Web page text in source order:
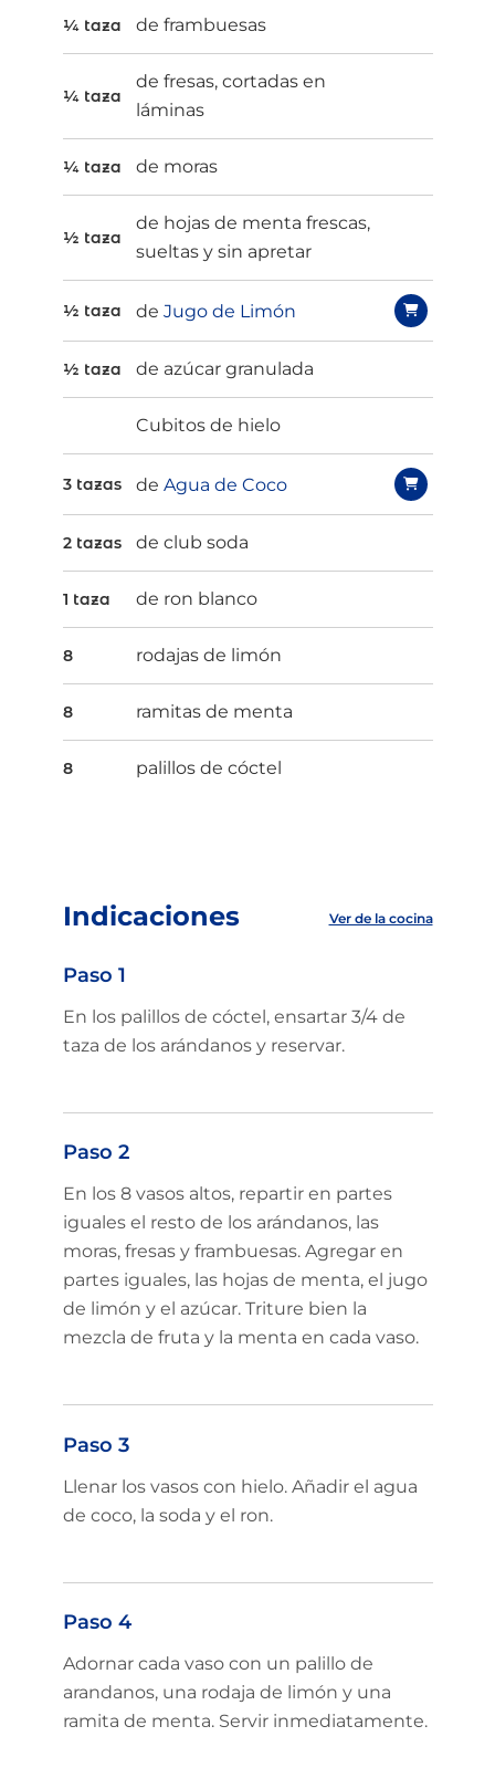
¼ taza de frambuesas
¼ taza
de fresas, cortadas en
láminas
¼ taza de moras
½ taza
de hojas de menta frescas,
sueltas y sin apretar
½ taza de Jugo de Limón
½ taza de azúcar granulada
Cubitos de hielo
3 tazas de Agua de Coco
2 tazas de club soda
1 taza de ron blanco
8 rodajas de limón
8 ramitas de menta
8 palillos de cóctel
Indicaciones Ver de la cocina
Paso 1
En los palillos de cóctel, ensartar 3/4 de
taza de los arándanos y reservar.
Paso 2
En los 8 vasos altos, repartir en partes
iguales el resto de los arándanos, las
moras, fresas y frambuesas. Agregar en
partes iguales, las hojas de menta, el jugo
de limón y el azúcar. Triture bien la
mezcla de fruta y la menta en cada vaso.
Paso 3
Llenar los vasos con hielo. Añadir el agua
de coco, la soda y el ron.
Paso 4
Adornar cada vaso con un palillo de
arandanos, una rodaja de limón y una
ramita de menta. Servir inmediatamente.